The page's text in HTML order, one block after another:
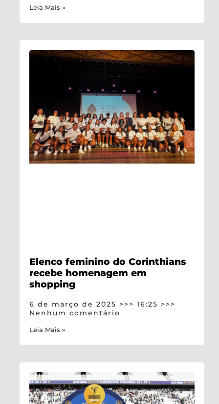
Leia Mais »
Elenco feminino do Corinthians
recebe homenagem em
shopping
6 de março de 2025
16:25
Nenhum comentário
Leia Mais »